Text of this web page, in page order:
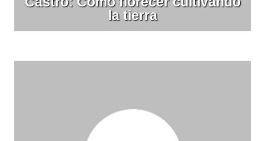
la tierra